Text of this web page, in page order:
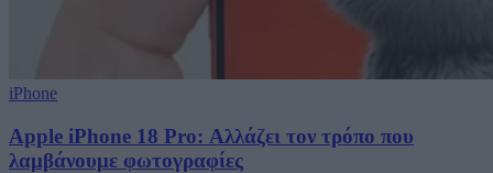
iPhone
Apple iPhone 18 Pro: Αλλάζει τον τρόπο που
λαμβάνουμε φωτογραφίες